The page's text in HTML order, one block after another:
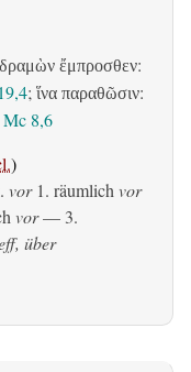
ἔμπροσθεν:
; ἵνα παραθῶσιν:
Mc 8,6
)
vor1. räumlichvor
vor— 3.
über